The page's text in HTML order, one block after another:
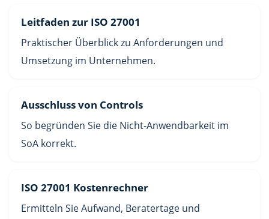
Leitfaden zur ISO 27001
Praktischer Überblick zu Anforderungen und
Umsetzung im Unternehmen.
Ausschluss von Controls
So begründen Sie die Nicht-Anwendbarkeit im
SoA korrekt.
ISO 27001 Kostenrechner
Ermitteln Sie Aufwand, Beratertage und